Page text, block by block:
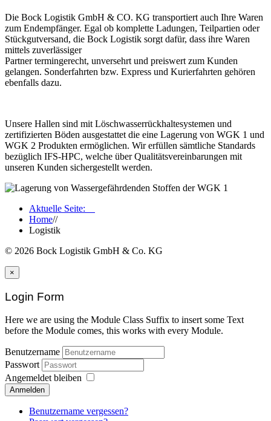
Die Bock Logistik GmbH & CO. KG transportiert auch Ihre Waren
zum Endempfänger. Egal ob komplette Ladungen, Teilpartien oder
Stückgutversand, die Bock Logistik sorgt dafür, dass ihre Waren
mittels zuverlässiger
Partner termingerecht, unversehrt und preiswert zum Kunden
gelangen. Sonderfahrten bzw. Express und Kurierfahrten gehören
ebenfalls dazu.
Unsere Hallen sind mit Löschwasserrückhaltesystemen und
zertifizierten Böden ausgestattet die eine Lagerung von WGK 1 und
WGK 2 Produkten ermöglichen. Wir erfüllen sämtliche Standards
bezüglich IFS-HPC, welche über Qualitätsvereinbarungen mit
unseren Kunden sichergestellt werden.
Aktuelle Seite:
Home//
Logistik
© 2026 Bock Logistik GmbH & Co. KG
×
Login Form
Here we are using the Module Class Suffix to insert some Text
before the Module comes, this works with every Module.
Benutzername
Passwort
Angemeldet bleiben
Anmelden
Benutzername vergessen?